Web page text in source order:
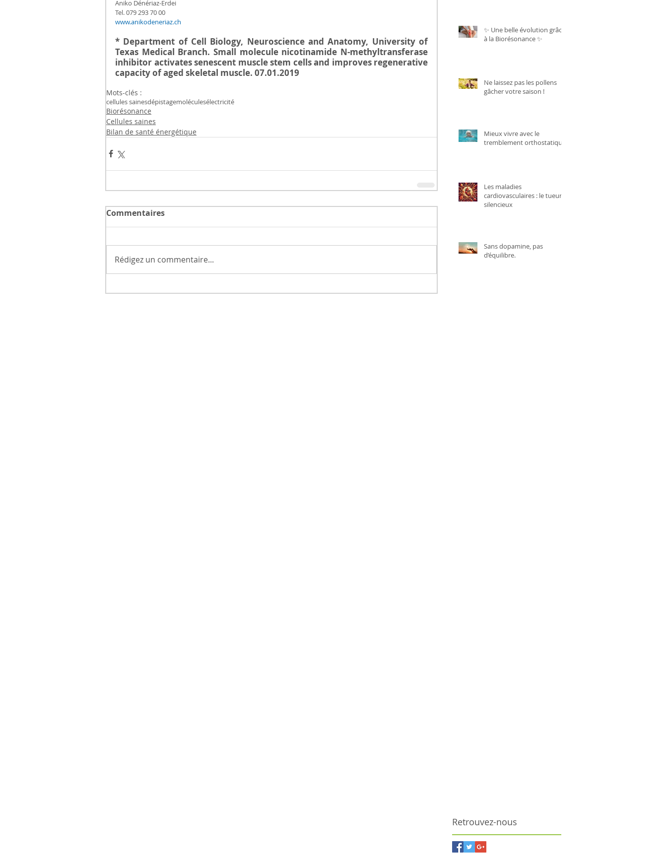
Aniko Dénériaz-Erdei
Tel. 079 293 70 00
www.anikodeneriaz.ch
* Department of Cell Biology, Neuroscience and Anatomy, University of
Texas Medical Branch. Small molecule nicotinamide N-methyltransferase
inhibitor activates senescent muscle stem cells and improves regenerative
capacity of aged skeletal muscle. 07.01.2019
Mots-clés :
cellules sainesdépistagemoléculesélectricité
Biorésonance
Cellules saines
Bilan de santé énergétique
Commentaires
Rédigez un commentaire...
✨ Une belle évolution grâce
à la Biorésonance ✨
Ne laissez pas les pollens
gâcher votre saison !
Mieux vivre avec le
tremblement orthostatique.
Les maladies
cardiovasculaires : le tueur
silencieux
Sans dopamine, pas
d’équilibre.
Retrouvez-nous